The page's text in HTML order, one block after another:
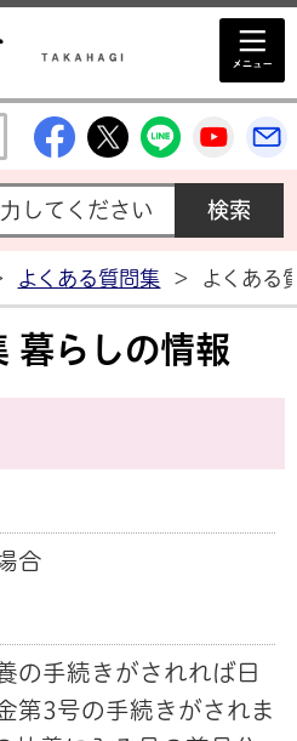
高萩市公式
高萩市公式X
高萩市
高
よくある質問集 > よくある
暮らしの情報
合
の手続きがされれば日
第3号の手続きがされま